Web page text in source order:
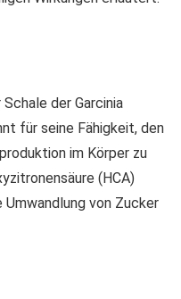
der Garcinia
für seine Fähigkeit, den
im Körper zu
(HCA)
von Zucker